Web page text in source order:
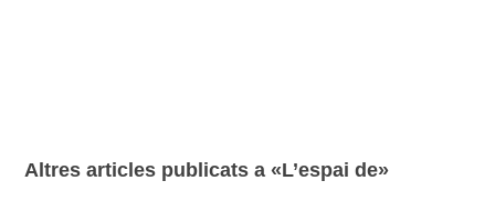
Altres articles publicats a «L’espai de»